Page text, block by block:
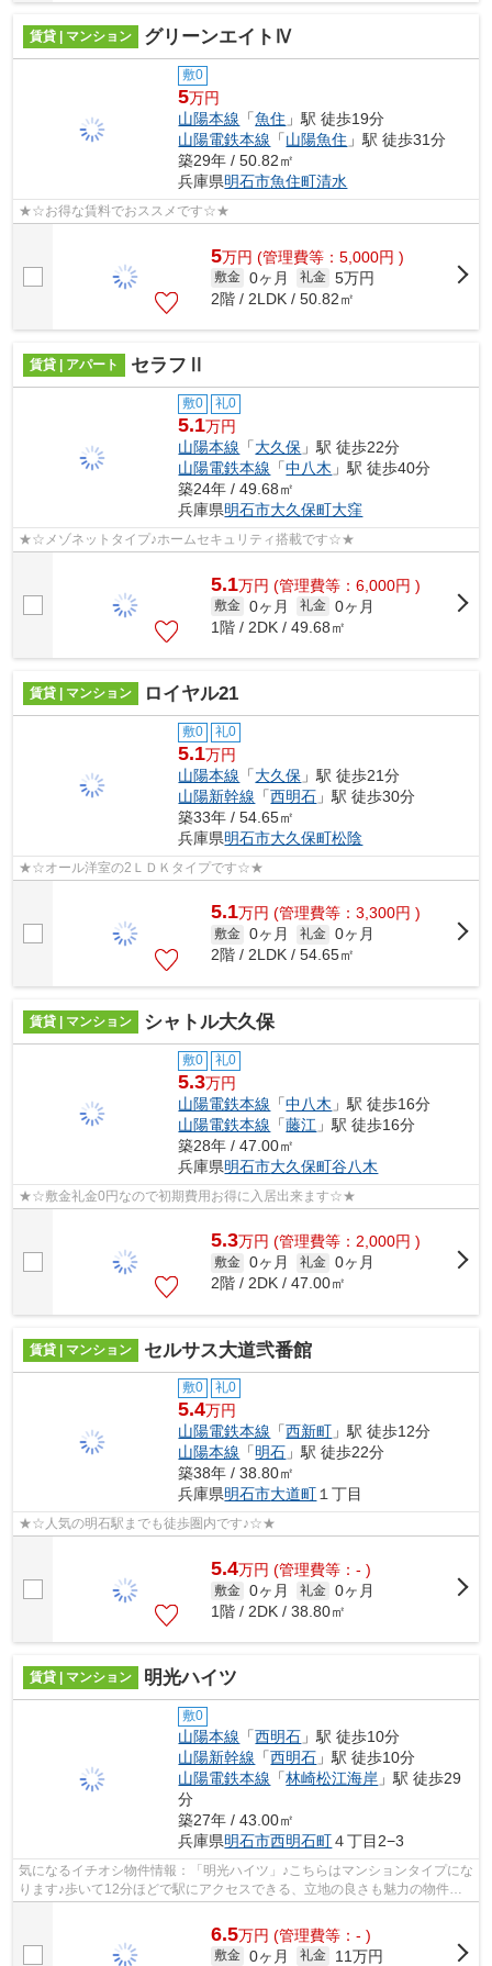
賃貸 | マンション グリーンエイトⅣ
敷0
5万円
山陽本線 「魚住 」駅 徒歩19分
山陽電鉄本線 「山陽魚住 」駅 徒歩31分
築29年 / 50.82㎡
兵庫県明石市魚住町清水
★☆お得な賃料でおススメです☆★
5万円 (管理費等：5,000円 )
敷金 0ヶ月 礼金 5万円
2階 / 2LDK / 50.82㎡
賃貸 | アパート セラフⅡ
敷0 礼0
5.1万円
山陽本線 「大久保 」駅 徒歩22分
山陽電鉄本線 「中八木 」駅 徒歩40分
築24年 / 49.68㎡
兵庫県明石市大久保町大窪
★☆メゾネットタイプ♪ホームセキュリティ搭載です☆★
5.1万円 (管理費等：6,000円 )
敷金 0ヶ月 礼金 0ヶ月
1階 / 2DK / 49.68㎡
賃貸 | マンション ロイヤル21
敷0 礼0
5.1万円
山陽本線 「大久保 」駅 徒歩21分
山陽新幹線 「西明石 」駅 徒歩30分
築33年 / 54.65㎡
兵庫県明石市大久保町松陰
★☆オール洋室の2ＬＤＫタイプです☆★
5.1万円 (管理費等：3,300円 )
敷金 0ヶ月 礼金 0ヶ月
2階 / 2LDK / 54.65㎡
賃貸 | マンション シャトル大久保
敷0 礼0
5.3万円
山陽電鉄本線 「中八木 」駅 徒歩16分
山陽電鉄本線 「藤江 」駅 徒歩16分
築28年 / 47.00㎡
兵庫県明石市大久保町谷八木
★☆敷金礼金0円なので初期費用お得に入居出来ます☆★
5.3万円 (管理費等：2,000円 )
敷金 0ヶ月 礼金 0ヶ月
2階 / 2DK / 47.00㎡
賃貸 | マンション セルサス大道弐番館
敷0 礼0
5.4万円
山陽電鉄本線 「西新町 」駅 徒歩12分
山陽本線 「明石 」駅 徒歩22分
築38年 / 38.80㎡
兵庫県明石市大道町１丁目
★☆人気の明石駅までも徒歩圏内です♪☆★
5.4万円 (管理費等：- )
敷金 0ヶ月 礼金 0ヶ月
1階 / 2DK / 38.80㎡
賃貸 | マンション 明光ハイツ
敷0
山陽本線 「西明石 」駅 徒歩10分
山陽新幹線 「西明石 」駅 徒歩10分
山陽電鉄本線 「林崎松江海岸 」駅 徒歩29
分
築27年 / 43.00㎡
兵庫県明石市西明石町４丁目2−3
気になるイチオシ物件情報：「明光ハイツ」♪こちらはマンションタイプにな
ります♪歩いて12分ほどで駅にアクセスできる、立地の良さも魅力の物件で
6.5万円 (管理費等：- )
敷金 0ヶ月 礼金
11万円